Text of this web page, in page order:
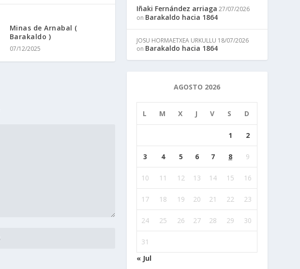
Minas de Arnabal (
Barakaldo )
07/12/2025
Iñaki Fernández arriaga 27/07/2026
on Barakaldo hacia 1864
JOSU HORMAETXEA URKULLU 18/07/2026
on Barakaldo hacia 1864
AGOSTO 2026
L M X J V S D
1 2
3 4 5 6 7 8 9
10 11 12 13 14 15 16
17 18 19 20 21 22 23
24 25 26 27 28 29 30
31
« Jul